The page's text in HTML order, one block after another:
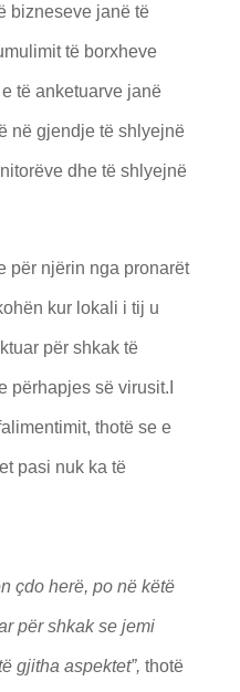
bizneseve janë të
të borxheve
të anketuarve janë
në gjendje të shlyejnë
dhe të shlyejnë
për njërin nga pronarët
kur lokali i tij u
për shkak të
përhapjes së virusit.I
thotë se e
pasi nuk ka të
çdo herë, po në këtë
për shkak se jemi
gjitha aspektet”, thotë